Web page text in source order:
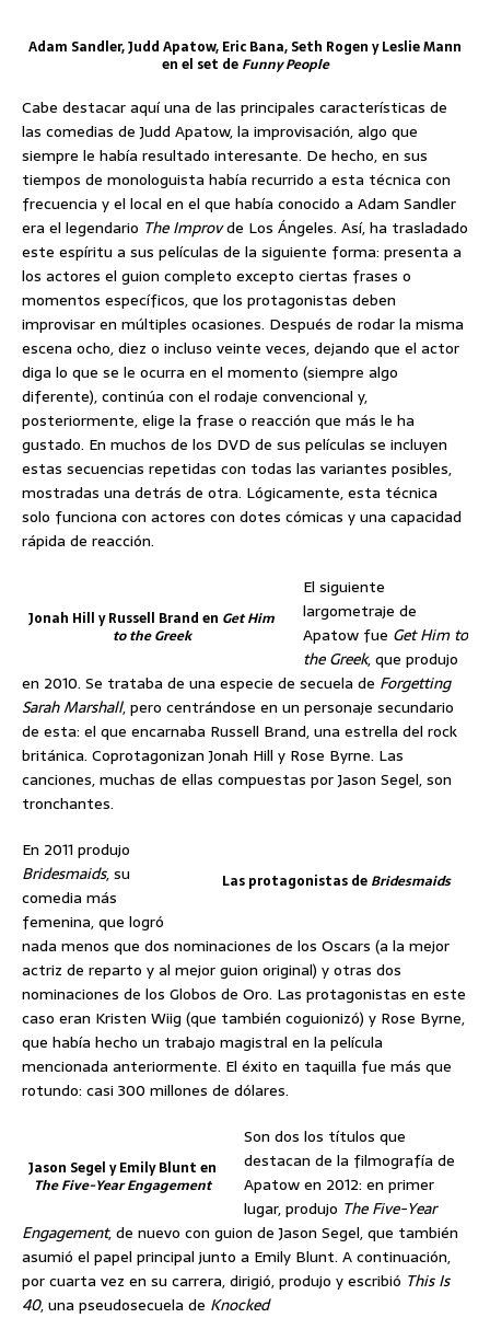
Adam Sandler, Judd Apatow, Eric Bana, Seth Rogen y Leslie Mann
en el set de Funny People
Cabe destacar aquí una de las principales características de
las comedias de Judd Apatow, la improvisación, algo que
siempre le había resultado interesante. De hecho, en sus
tiempos de monologuista había recurrido a esta técnica con
frecuencia y el local en el que había conocido a Adam Sandler
era el legendario The Improvde Los Ángeles. Así, ha trasladado
este espíritu a sus películas de la siguiente forma: presenta a
los actores el guion completo excepto ciertas frases o
momentos específicos, que los protagonistas deben
improvisar en múltiples ocasiones. Después de rodar la misma
escena ocho, diez o incluso veinte veces, dejando que el actor
diga lo que se le ocurra en el momento (siempre algo
diferente), continúa con el rodaje convencional y,
posteriormente, elige la frase o reacción que más le ha
gustado. En muchos de los DVD de sus películas se incluyen
estas secuencias repetidas con todas las variantes posibles,
mostradas una detrás de otra. Lógicamente, esta técnica
solo funciona con actores con dotes cómicas y una capacidad
rápida de reacción.
Jonah Hill y Russell Brand en Get Him
to the Greek
El siguiente
largometraje de
Apatow fue Get Him to
the Greek, que produjo
en 2010. Se trataba de una especie de secuela de Forgetting
Sarah Marshall, pero centrándose en un personaje secundario
de esta: el que encarnaba Russell Brand, una estrella del rock
británica. Coprotagonizan Jonah Hill y Rose Byrne. Las
canciones, muchas de ellas compuestas por Jason Segel, son
tronchantes.
Las protagonistas de Bridesmaids
En 2011 produjo
Bridesmaids, su
comedia más
femenina, que logró
nada menos que dos nominaciones de los Oscars (a la mejor
actriz de reparto y al mejor guion original) y otras dos
nominaciones de los Globos de Oro. Las protagonistas en este
caso eran Kristen Wiig (que también coguionizó) y Rose Byrne,
que había hecho un trabajo magistral en la película
mencionada anteriormente. El éxito en taquilla fue más que
rotundo: casi 300 millones de dólares.
Jason Segel y Emily Blunt en
The Five-Year Engagement
Son dos los títulos que
destacan de la filmografía de
Apatow en 2012: en primer
lugar, produjo The Five-Year
Engagement, de nuevo con guion de Jason Segel, que también
asumió el papel principal junto a Emily Blunt. A continuación,
por cuarta vez en su carrera, dirigió, produjo y escribió This Is
40, una pseudosecuela de Knocked